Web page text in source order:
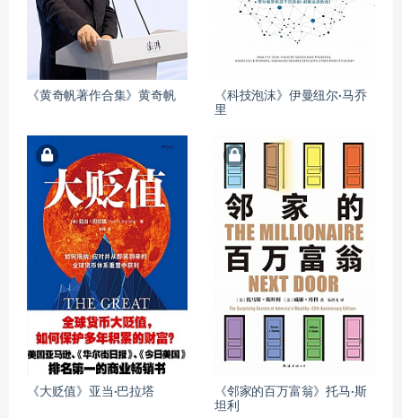
《黄奇帆著作合集》黄奇帆
《科技泡沫》伊曼纽尔·马乔
里
《大贬值》亚当·巴拉塔
《邻家的百万富翁》托马·斯
坦利